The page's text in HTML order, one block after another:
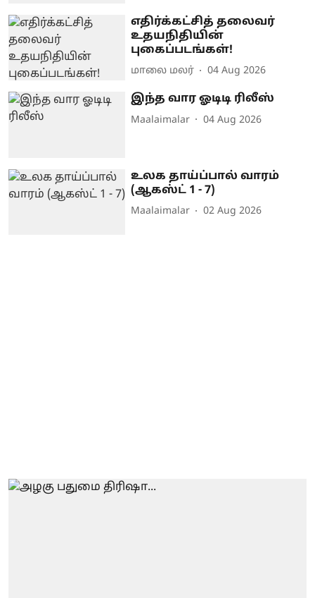
எதிர்க்கட்சித் தலைவர்
உதயநிதியின்
புகைப்படங்கள்!
மாலை மலர் 04 Aug 2026
இந்த வார ஓடிடி ரிலீஸ்
Maalaimalar 04 Aug 2026
உலக தாய்ப்பால் வாரம்
(ஆகஸ்ட் 1 - 7)
Maalaimalar 02 Aug 2026